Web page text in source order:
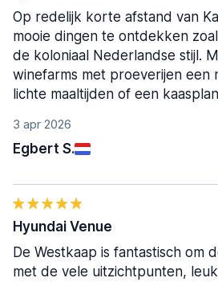
3 apr 2026
Egbert S.
Op redelijk korte afstand van
mooie dingen te ontdekken
de koloniaal Nederlandse stijl.
winefarms met proeverijen een
lichte maaltijden of een
Hyundai Venue
De Westkaap is fantastisch om
met de vele uitzichtpunten,